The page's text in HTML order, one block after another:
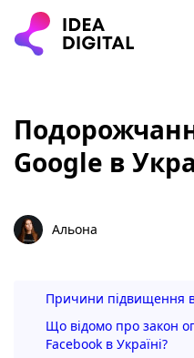
Google в
Альона
Причини підвищення
Що відомо про закон
Facebook в Україні?